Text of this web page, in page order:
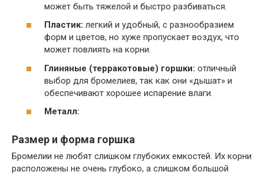
может быть тяжелой и быстро разбиваться.
Пластик: легкий и удобный, с разнообразием
форм и цветов, но хуже пропускает воздух, что
может повлиять на корни.
Глиняные (терракотовые) горшки: отличный
выбор для бромелиев, так как они «дышат» и
обеспечивают хорошее испарение влаги.
Металл:
Размер и форма горшка
Бромелии не любят слишком глубоких емкостей. Их корни
расположены не очень глубоко, а слишком большой